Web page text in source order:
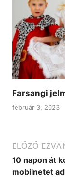
Farsangi
február 3, 2023
ELŐZŐ
10 napon át
mobilnetet